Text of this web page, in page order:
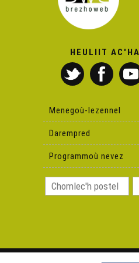
Yann-Fañch
Div vezegez en Bro-
Listri an DCNS
Yann-Fañch
Toull-ar-c'hoad,
Energiezh : greun-
HEULIIT
Menegoù-lezennel
Darempred
Programmoù nevez